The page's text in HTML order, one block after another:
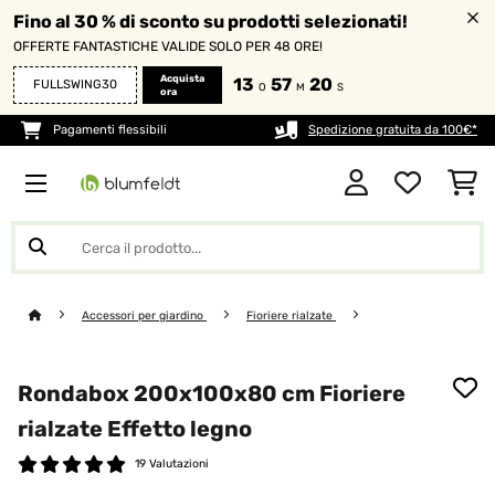
Fino al 30 % di sconto su prodotti selezionati!
OFFERTE FANTASTICHE VALIDE SOLO PER 48 ORE!
FULLSWING30
Acquista
ora
13 O 57 M 20 S
Pagamenti flessibili Spedizione gratuita da 100€*
Accessori per giardino Fioriere rialzate
Rondabox 200x100x80 cm Fioriere
rialzate Effetto legno
19 Valutazioni